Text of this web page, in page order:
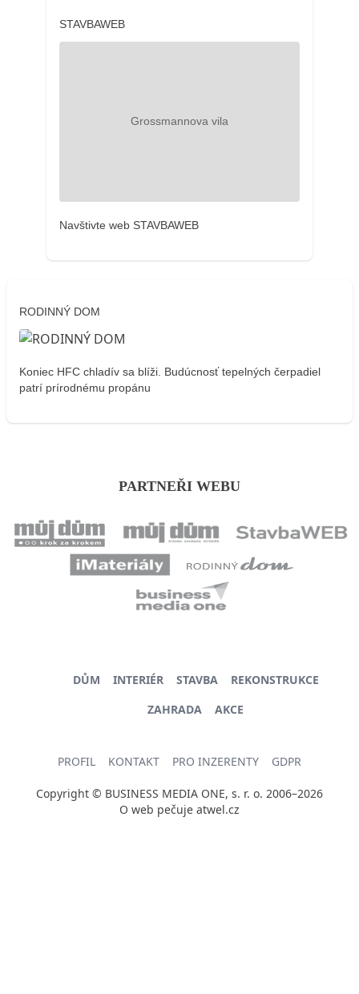
STAVBAWEB
Navštivte web STAVBAWEB
RODINNÝ DOM
Koniec HFC chladív sa blíži. Budúcnosť tepelných čerpadiel
patrí prírodnému propánu
PARTNEŘI WEBU
DŮM INTERIÉR STAVBA
REKONSTRUKCE
ZAHRADA
AKCE
PROFIL KONTAKT PRO INZERENTY GDPR
Copyright © BUSINESS MEDIA ONE, s. r. o. 2006–2026